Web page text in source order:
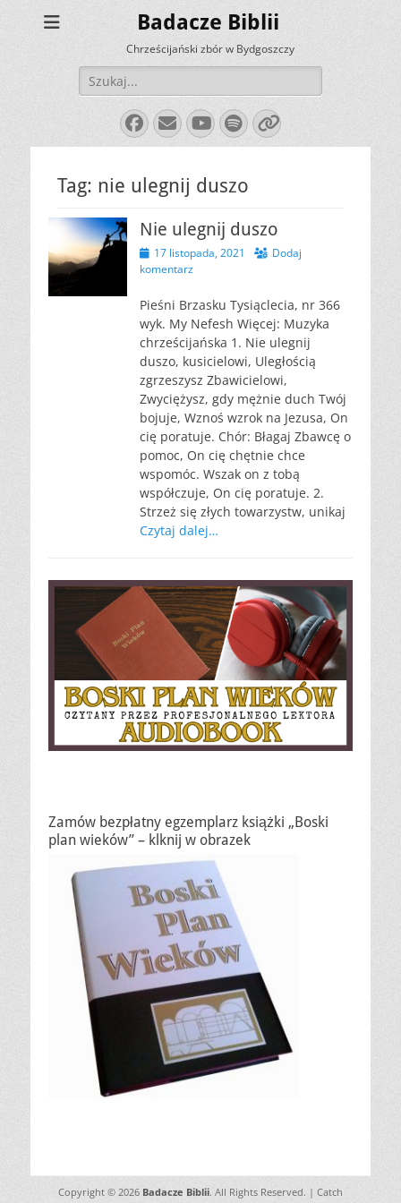
Badacze Biblii
Chrześcijański zbór w Bydgoszczy
Szukaj:
Facebook
E-
mail
YouTube
Spotify
Link
Tag: nie ulegnij duszo
Nie ulegnij duszo
Opublikowano
17 listopada, 2021
Dodaj
komentarz
Pieśni Brzasku Tysiąclecia, nr 366
wyk. My Nefesh Więcej: Muzyka
chrześcijańska 1. Nie ulegnij
duszo, kusicielowi, Uległością
zgrzeszysz Zbawicielowi,
Zwyciężysz, gdy mężnie duch Twój
bojuje, Wznoś wzrok na Jezusa, On
cię poratuje. Chór: Błagaj Zbawcę o
pomoc, On cię chętnie chce
wspomóc. Wszak on z tobą
współczuje, On cię poratuje. 2.
Strzeż się złych towarzystw, unikaj
Czytaj dalej…
Zamów bezpłatny egzemplarz książki „Boski
plan wieków” – klknij w obrazek
Copyright © 2026 Badacze Biblii. All Rights Reserved. | Catch